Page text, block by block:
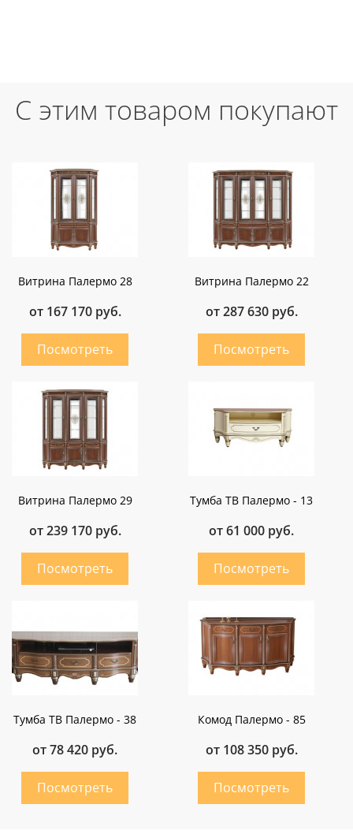
С этим товаром покупают
Витрина Палермо 28
от 167 170 руб.
Витрина Палермо 22
от 287 630 руб.
Витрина Палермо 29
от 239 170 руб.
Тумба ТВ Палермо - 13
от 61 000 руб.
Тумба ТВ Палермо - 38
от 78 420 руб.
Комод Палермо - 85
от 108 350 руб.